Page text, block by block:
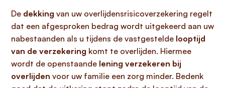
De dekking van uw overlijdensrisicoverzekering regelt
dat een afgesproken bedrag wordt uitgekeerd aan uw
nabestaanden als u tijdens de vastgestelde looptijd
van de verzekering komt te overlijden. Hiermee
wordt de openstaande lening verzekeren bij
overlijden voor uw familie een zorg minder. Bedenk